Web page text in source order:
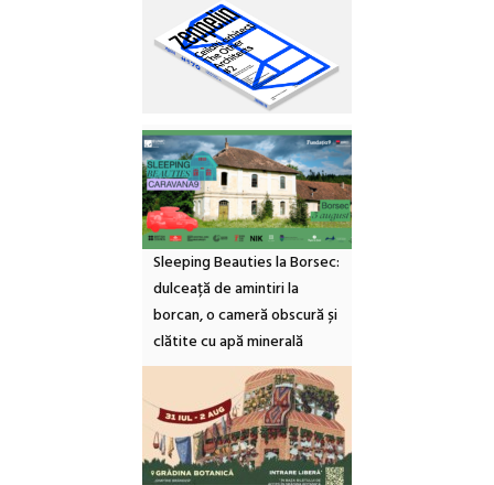
Sleeping Beauties la Borsec:
dulceață de amintiri la
borcan, o cameră obscură și
clătite cu apă minerală